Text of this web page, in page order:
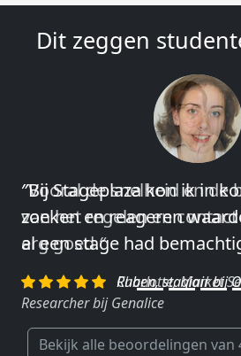
Dit zeggen
″Vooral de snelheid en de
van het regelen en
erg goed.″
Charlotte, Market
Researcher bij Genalice
Bekijk alle beoordelingen van